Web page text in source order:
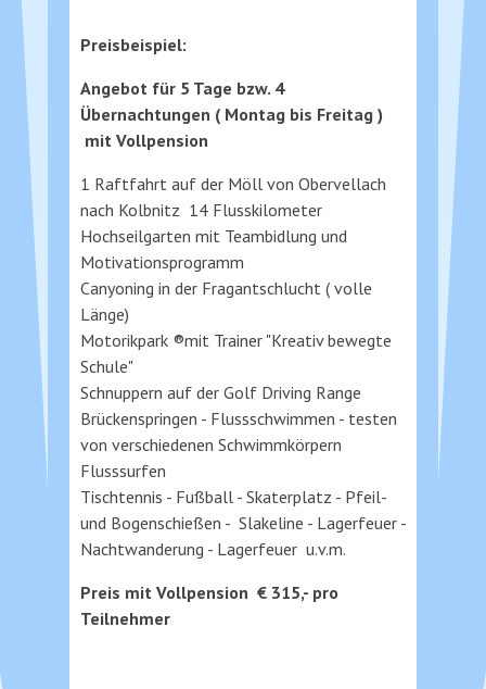
Preisbeispiel:
Angebot für 5 Tage bzw. 4
Übernachtungen ( Montag bis Freitag )
mit Vollpension
1 Raftfahrt auf der Möll von Obervellach
nach Kolbnitz 14 Flusskilometer
Hochseilgarten mit Teambidlung und
Motivationsprogramm
Canyoning in der Fragantschlucht ( volle
Länge)
Motorikpark ®mit Trainer "Kreativ bewegte
Schule"
Schnuppern auf der Golf Driving Range
Brückenspringen - Flussschwimmen - testen
von verschiedenen Schwimmkörpern
Flusssurfen
Tischtennis - Fußball - Skaterplatz - Pfeil-
und Bogenschießen - Slakeline - Lagerfeuer -
Nachtwanderung - Lagerfeuer u.v.m.
Preis mit Vollpension € 315,- pro
Teilnehmer